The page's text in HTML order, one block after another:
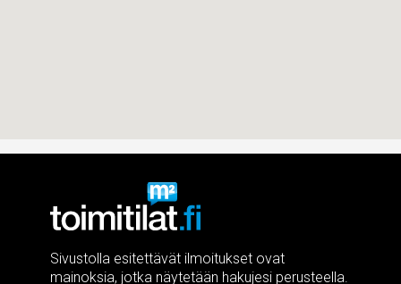
Sivustolla esitettävät ilmoitukset ovat
mainoksia, jotka näytetään hakujesi perusteella.